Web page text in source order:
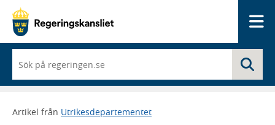
du
börjar
skriva
framträder
Artikel från Utrikesdepartementet